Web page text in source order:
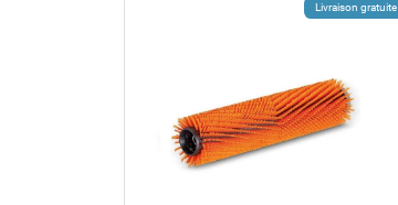
Livraison gratuite